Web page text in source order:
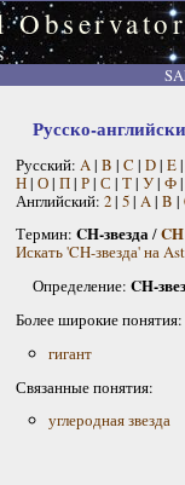
Русско-
Русский: A | B | C | D| E|
Н| О| П| Р| С | Т| У| Ф|
Английский: 2| 5| A | B |
Термин: CH-звезда/
Искать 'CH-звезда' на
Определение: CH-
Более широкие понятия:
гигант
Связанные понятия:
углеродная звезда